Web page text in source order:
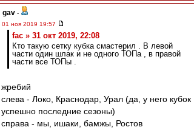
gav -
01 ноя 2019 19:57
fac » 31 окт 2019, 22:08
Кто такую сетку кубка смастерил . В левой
части один шлак и не одного ТОПа , в правой
части все ТОПы .
жребий
слева - Локо, Краснодар, Урал (да, у него кубок
успешно последние сезоны)
справа - мы, ишаки, бамжы, Ростов